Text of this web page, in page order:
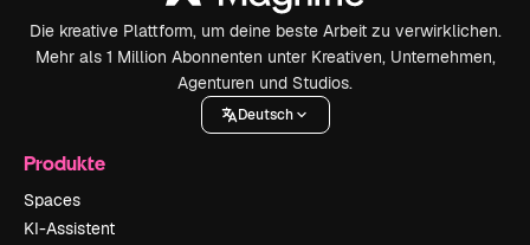
Die kreative Plattform, um deine beste Arbeit zu verwirklichen.
Mehr als 1 Million Abonnenten unter Kreativen, Unternehmen,
Agenturen und Studios.
Deutsch
Produkte
Spaces
KI-Assistent